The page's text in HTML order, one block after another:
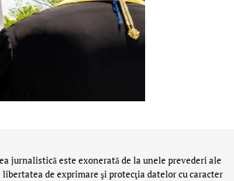
jurnalistică este exonerată de la unele prevederi ale
de exprimare şi protecţia datelor cu caracter